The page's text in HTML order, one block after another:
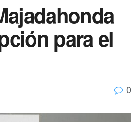
para el
0